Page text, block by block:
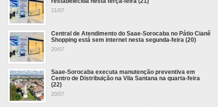
21/07
Central de Atendimento do Saae-Sorocaba no Pátio Cianê
Shopping está sem internet nesta segunda-feira (20)
20/07
Saae-Sorocaba executa manutenção preventiva em
Centro de Distribuição na Vila Santana na quarta-feira
(22)
20/07